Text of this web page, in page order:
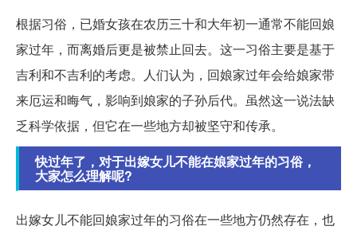
根据习俗，已婚女孩在农历三十和大年初一通常不能回娘
家过年，而离婚后更是被禁止回去。这一习俗主要是基于
吉利和不吉利的考虑。人们认为，回娘家过年会给娘家带
来厄运和晦气，影响到娘家的子孙后代。虽然这一说法缺
乏科学依据，但它在一些地方却被坚守和传承。
快过年了，对于出嫁女儿不能在娘家过年的习俗，
大家怎么理解呢?
出嫁女儿不能回娘家过年的习俗在一些地方仍然存在，也